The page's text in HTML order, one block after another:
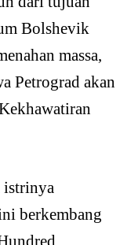
Bolshevik
massa,
Petrograd akan
istrinya
berkembang